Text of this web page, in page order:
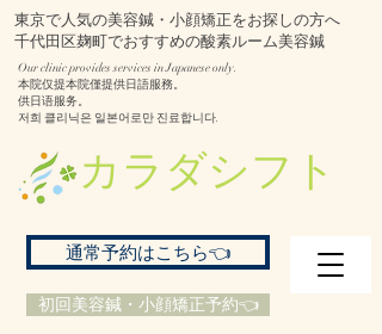
東京で人気の美容鍼・小顔矯正をお探しの方へ
千代田区麹町でおすすめの酸素ルーム美容鍼
​カラダシフト
初回美容鍼・小顔矯正予約👈
通常予約はこちら👈
Our clinic provides services in Japanese only.
本院仅提本院僅提供日語服務。
供日语服务。
저희 클리닉은 일본어로만 진료합니다.